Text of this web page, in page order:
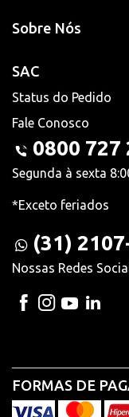
Sobre Nós
SAC
Status do Pedido
Fale Conosco
0800 727
Segunda à sexta
*Exceto feriados
(31)
Nossas Redes
FORMAS DE